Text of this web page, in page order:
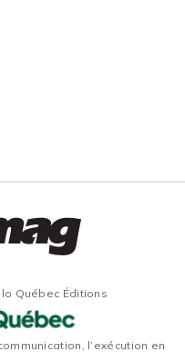
Québec Éditions
l’exécution en